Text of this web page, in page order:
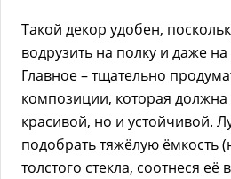
Такой декор удобен,
водрузить на полку и даже
Главное – тщательно
композиции, которая должна
красивой, но и устойчивой.
подобрать тяжёлую ёмкость
толстого стекла, соотнеся её